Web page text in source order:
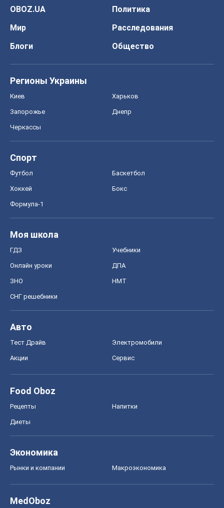
OBOZ.UA
Политика
Мир
Расследования
Блоги
Общество
Регионы Украины
Киев Харьков
Запорожье Днепр
Черкассы
Спорт
Футбол Баскетбол
Хоккей Бокс
Формула-1
Моя школа
ГДЗ Учебники
Онлайн уроки ДПА
ЗНО НМТ
СНГ решебники
Авто
Тест Драйв Электромобили
Акции Сервис
Food Oboz
Рецепты Напитки
Диеты
Экономика
Рынки и компании Mакроэкономика
MedOboz